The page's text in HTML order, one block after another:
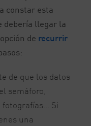
constar esta
debería llegar la
de recurrir
de que los datos
semáforo,
Si
una